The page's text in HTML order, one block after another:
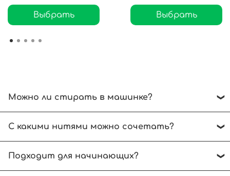
Выбрать Выбрать
Можно ли стирать в машинке?
до 30 градусов. Отжимать без выкручивания.
Сушить на горизонтальной поверхности.
С какими нитями можно сочетать?
спиц.
Подходит для начинающих?